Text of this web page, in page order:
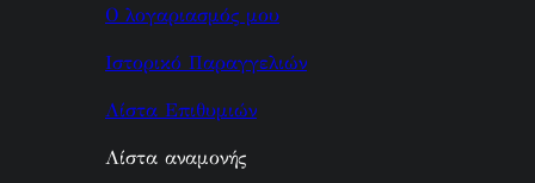
Ο λογαριασμός μου
Ιστορικό Παραγγελιών
Λίστα Επιθυμιών
Λίστα αναμονής